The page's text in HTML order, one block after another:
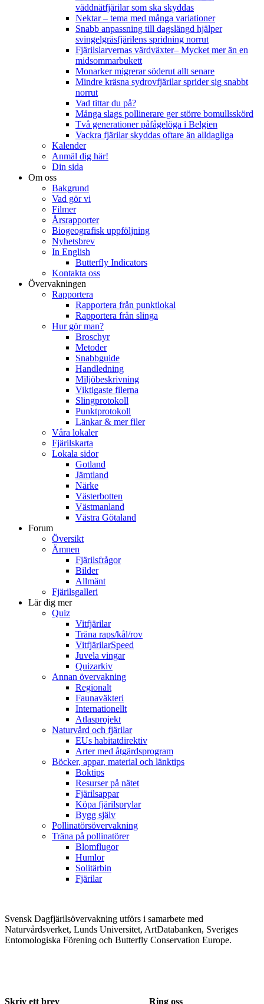
väddnätfjärilar som ska skyddas
Nektar – tema med många variationer
Snabb anpassning till dagslängd hjälper
svingelgräsfjärilens spridning norrut
Fjärilslarvernas värdväxter– Mycket mer än en
midsommarbukett
Monarker migrerar söderut allt senare
Mindre kräsna sydrovfjärilar sprider sig snabbt
norrut
Vad tittar du på?
Många slags pollinerare ger större bomullsskörd
Två generationer påfågelöga i Belgien
Vackra fjärilar skyddas oftare än alldagliga
Kalender
Anmäl dig här!
Din sida
Om oss
Bakgrund
Vad gör vi
Filmer
Årsrapporter
Biogeografisk uppföljning
Nyhetsbrev
In English
Butterfly Indicators
Kontakta oss
Övervakningen
Rapportera
Rapportera från punktlokal
Rapportera från slinga
Hur gör man?
Broschyr
Metoder
Snabbguide
Handledning
Miljöbeskrivning
Viktigaste filerna
Slingprotokoll
Punktprotokoll
Länkar & mer filer
Våra lokaler
Fjärilskarta
Lokala sidor
Gotland
Jämtland
Närke
Västerbotten
Västmanland
Västra Götaland
Forum
Översikt
Ämnen
Fjärilsfrågor
Bilder
Allmänt
Fjärilsgalleri
Lär dig mer
Quiz
Vitfjärilar
Träna raps/kål/rov
VitfjärilarSpeed
Juvela vingar
Quizarkiv
Annan övervakning
Regionalt
Faunaväkteri
Internationellt
Atlasprojekt
Naturvård och fjärilar
EUs habitatdirektiv
Arter med åtgärdsprogram
Böcker, appar, material och länktips
Boktips
Resurser på nätet
Fjärilsappar
Köpa fjärilsprylar
Bygg själv
Pollinatörsövervakning
Träna på pollinatörer
Blomflugor
Humlor
Solitärbin
Fjärilar
Svensk Dagfjärilsövervakning utförs i samarbete med
Naturvårdsverket, Lunds Universitet, ArtDatabanken, Sveriges
Entomologiska Förening och Butterfly Conservation Europe.
Skriv ett brev Ring oss